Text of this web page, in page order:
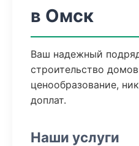
в Омск
Ваш надежный
строительство
ценообразование,
доплат.
Наши услуги